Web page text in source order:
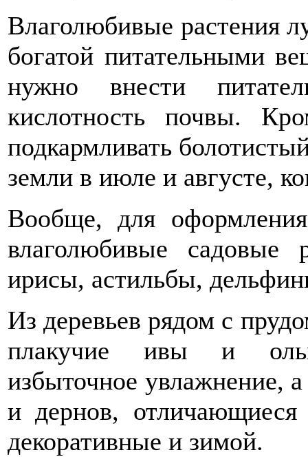
Влаголюбивые растения
богатой питательными
нужно внести
кислотность почвы.
подкармливать
земли в июле и августе,
Вообще, для
влаголюбивые садовые
ирисы, астильбы,
Из деревьев рядом с
плакучие ивы и
избыточное увлажнение,
и дернов, отличающиеся
декоративные и зимой.